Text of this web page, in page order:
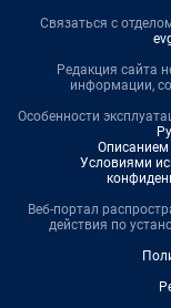
Связаться с
Редакция сайта
информации,
Особенности
Описанием
Условиями
Веб-портал
действия по